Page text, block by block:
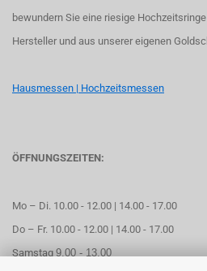
bewundern Sie eine riesige
Hersteller und aus unserer eigenen
Hausmessen | Hochzeitsmessen
ÖFFNUNGSZEITEN:
Mo – Di. 10.00 - 12.00 | 14.00 - 17.00
Do – Fr. 10.00 - 12.00 | 14.00 - 17.00
Samstag 9.00 - 13.00